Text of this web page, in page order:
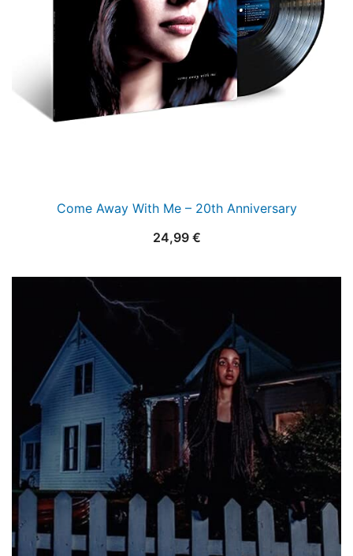
Come Away With Me – 20th Anniversary
24,99 €